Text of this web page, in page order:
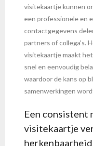
visitekaartje kunnen
een professionele en
contactgegevens
partners of collega’s.
visitekaartje maakt
snel en eenvoudig
waardoor de kans op
samenwerkingen
Een consistent
visitekaartje